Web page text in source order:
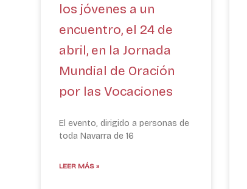
los jóvenes a un
encuentro, el 24 de
abril, en la Jornada
Mundial de Oración
por las Vocaciones
El evento, dirigido a personas de
toda Navarra de 16
LEER MÁS »